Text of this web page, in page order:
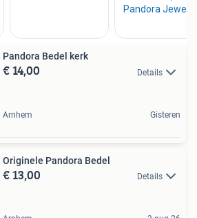
Pandora Bedel kerk
€ 14,00 Details
Arnhem Gisteren
Originele Pandora Bedel
€ 13,00 Details